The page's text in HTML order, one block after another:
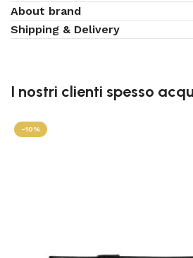
About brand
Shipping & Delivery
I nostri clienti spesso
-10%